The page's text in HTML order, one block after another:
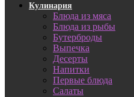
Кулинария
Блюда из мяса
Блюда из рыбы
Бутерброды
Выпечка
Десерты
Напитки
Первые блюда
Салаты